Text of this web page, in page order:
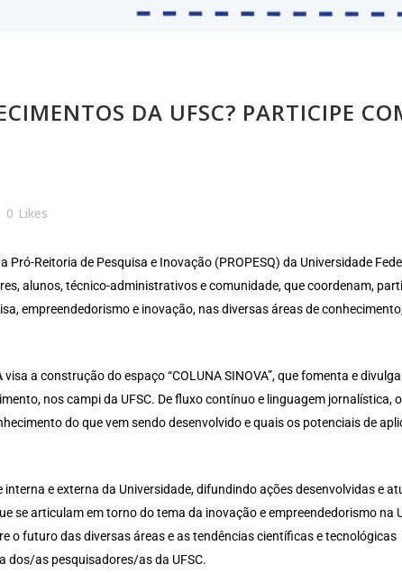
DA UFSC? PARTICIPE
0 Likes
Pró-Reitoria de Pesquisa e Inovação (PROPESQ) da Universidade
alunos, técnico-administrativos e comunidade, que coordenam,
empreendedorismo e inovação, nas diversas áreas de
visa a construção do espaço “COLUNA SINOVA”, que fomenta e divulga
nos campi da UFSC. De fluxo contínuo e linguagem jornalística,
do que vem sendo desenvolvido e quais os potenciais de
e externa da Universidade, difundindo ações desenvolvidas e
se articulam em torno do tema da inovação e empreendedorismo na
o futuro das diversas áreas e as tendências científicas e tecnológicas
dos/as pesquisadores/as da UFSC.